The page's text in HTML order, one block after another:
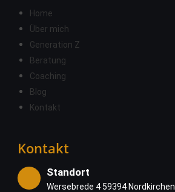
Home
Über mich
Generation Z
Beratung
Coaching
Blog
Kontakt
Kontakt
Standort
Wersebrede 4 59394 Nordkirchen